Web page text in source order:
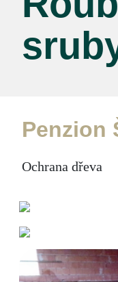
Penzion
Ochrana dřeva